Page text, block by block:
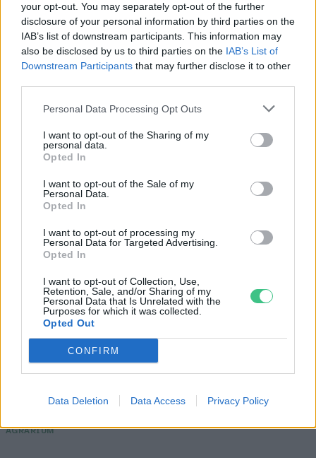
your opt-out. You may separately opt-out of the further
disclosure of your personal information by third parties on the
IAB’s list of downstream participants. This information may
also be disclosed by us to third parties on the IAB’s List of
Downstream Participants that may further disclose it to other
Personal Data Processing Opt Outs
I want to opt-out of the Sharing of my
personal data.
Opted In
I want to opt-out of the Sale of my
Personal Data.
Opted In
I want to opt-out of processing my
Personal Data for Targeted Advertising.
Opted In
I want to opt-out of Collection, Use,
Retention, Sale, and/or Sharing of my
Personal Data that Is Unrelated with the
Purposes for which it was collected.
Opted Out
CONFIRM
Data Deletion Data Access Privacy Policy
Elképesztő felvétel mutatja meg,
mekkora a különbség az áradó és a
kiszáradó Duna között
ÉLŐ BOLYGÓNK
Még Paks kiesését is áthidalhatná a
megfelelő energiatárolás
„szuperaszály”, az idei év mégis más
AGRÁRIUM